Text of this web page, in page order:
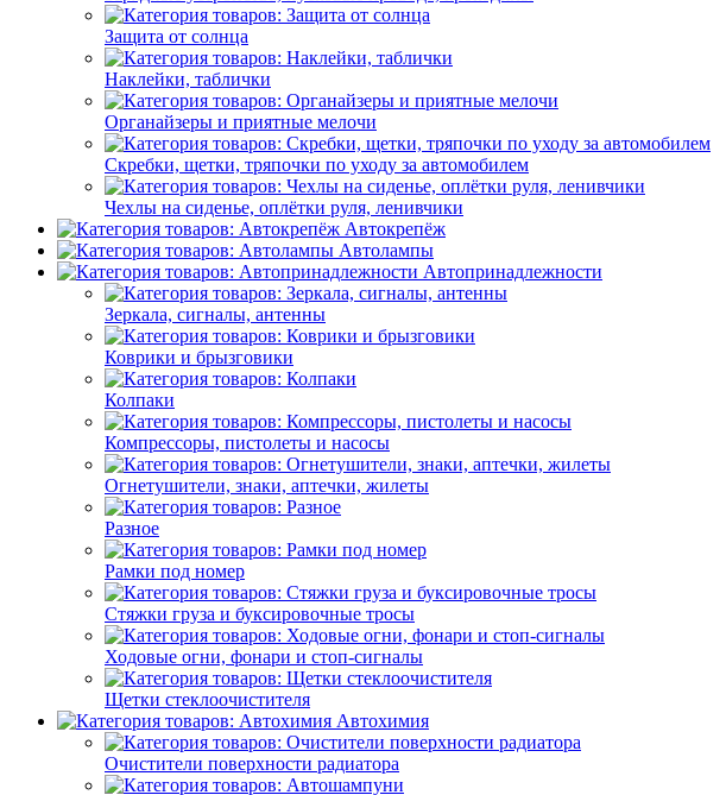
Защита от солнца
Наклейки, таблички
Органайзеры и приятные мелочи
Скребки, щетки, тряпочки по уходу за автомобилем
Чехлы на сиденье, оплётки руля, ленивчики
Автокрепёж
Автолампы
Автопринадлежности
Зеркала, сигналы, антенны
Коврики и брызговики
Колпаки
Компрессоры, пистолеты и насосы
Огнетушители, знаки, аптечки, жилеты
Разное
Рамки под номер
Стяжки груза и буксировочные тросы
Ходовые огни, фонари и стоп-сигналы
Щетки стеклоочистителя
Автохимия
Очистители поверхности радиатора